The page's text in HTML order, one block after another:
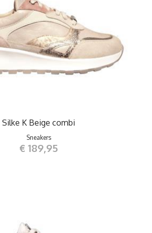
Silke K Beige combi
Sneakers
€ 189,95